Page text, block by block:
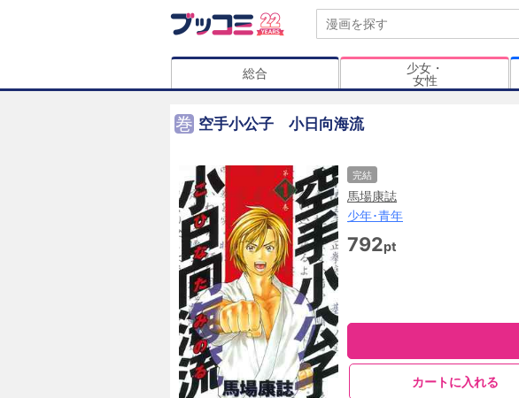
総合
少女・
女性
巻 空手小公子 小日向海流
完結
馬場康誌
少年･青年
792pt
カートに入れる